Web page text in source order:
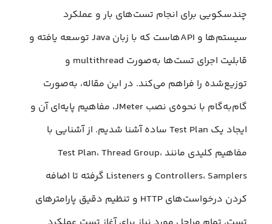
چندسکویی برای انجام تست‌های بار و عملکرد
سیستم‌ها و APIهاست که با زبان Java توسعه یافته و
قابلیت اجرای تست‌ها به‌صورت multithread و
توزیع‌شده را فراهم می‌کند. در این مقاله، به‌صورت
گام‌به‌گام با نحوه‌ی نصب JMeter، مفاهیم پایه‌ای آن و
ایجاد یک Test Plan ساده آشنا شدیم. از آشنایی با
مفاهیم کلیدی مانند Test Plan، Thread Group،
Controllers، Samplers و Listeners گرفته تا اضافه
کردن درخواست‌های HTTP و تنظیم دقیق پارامترهای